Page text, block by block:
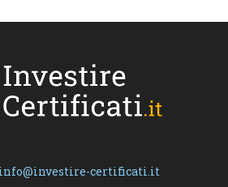
info@investire-certificati.it